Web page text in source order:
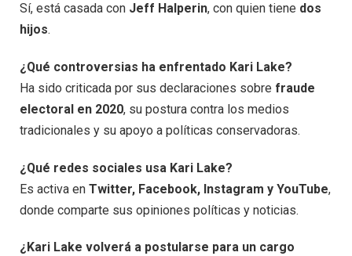
Sí, está casada con Jeff Halperin, con quien tiene dos
hijos.
¿Qué controversias ha enfrentado Kari Lake?
Ha sido criticada por sus declaraciones sobre fraude
electoral en 2020, su postura contra los medios
tradicionales y su apoyo a políticas conservadoras.
¿Qué redes sociales usa Kari Lake?
Es activa en Twitter, Facebook, Instagram y YouTube,
donde comparte sus opiniones políticas y noticias.
¿Kari Lake volverá a postularse para un cargo